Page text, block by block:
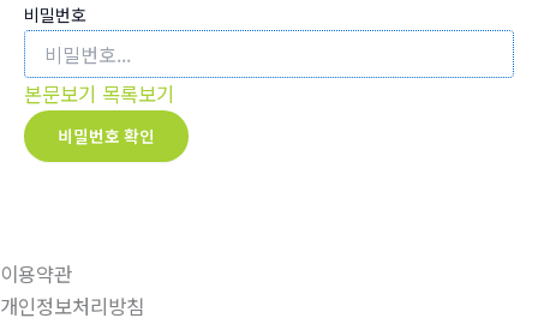
비밀번호
본문보기 목록보기
비밀번호 확인
이용약관
개인정보처리방침